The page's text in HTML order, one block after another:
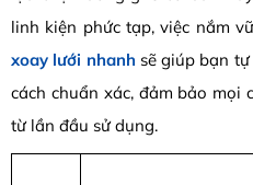
linh kiện phức tạp, việc nắm
xoay lưới nhanh sẽ giúp bạn
cách chuẩn xác, đảm bảo mọi
từ lần đầu sử dụng.